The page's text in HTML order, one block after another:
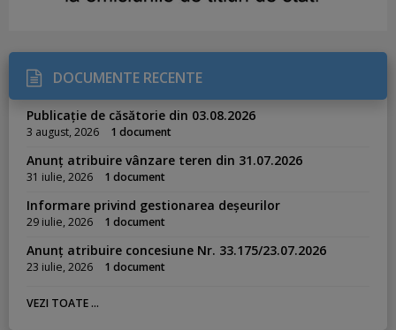
DOCUMENTE RECENTE
Publicație de căsătorie din 03.08.2026
3 august, 2026 1 document
Anunț atribuire vânzare teren din 31.07.2026
31 iulie, 2026 1 document
Informare privind gestionarea deșeurilor
29 iulie, 2026 1 document
Anunț atribuire concesiune Nr. 33.175/23.07.2026
23 iulie, 2026 1 document
VEZI TOATE ...